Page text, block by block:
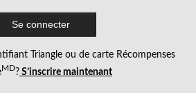
Se connecter
Triangle ou de carte Récompenses
MD? S’inscrire maintenant